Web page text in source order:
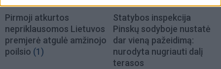
Lietuva
Pirmoji atkurtos
nepriklausomos Lietuvos
premjerė atgulė amžinojo
poilsio (1)
Lietuva
Statybos inspekcija
Pinskų sodyboje nustatė
dar vieną pažeidimą:
nurodyta nugriauti dalį
terasos